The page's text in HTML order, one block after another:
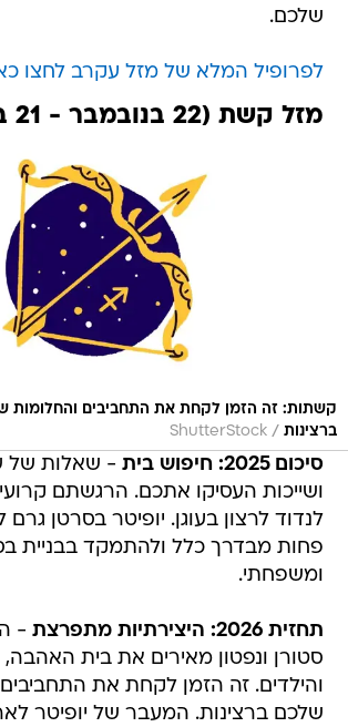
שלכם.
לפרופיל המלא של מזל עקרב לחצו
מזל קשת (22 בנובמבר - 21 בדצמבר)
קשתות: זה הזמן לקחת את התחביבים והחלומות
ברצינות /
ShutterStock
סיכום 2025: חיפוש בית
- שאלות של
ושייכות העסיקו אתכם. הרגשתם
לנדוד לרצון בעוגן. יופיטר בסרטן גרם
פחות מבדרך כלל ולהתמקד בבניית
ומשפחתי.
תחזית 2026: היצירתיות מתפרצת
-
סטורן ונפטון מאירים את בית האהבה,
והילדים. זה הזמן לקחת את
שלכם ברצינות. המעבר של יופיטר